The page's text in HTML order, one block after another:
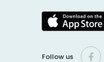
Follow us